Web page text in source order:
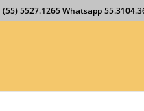
5527.1265 Whatsapp